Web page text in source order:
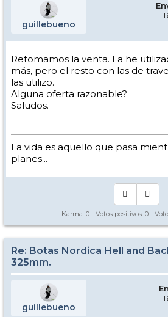
guillebueno
Retomamos la venta. La he
más, pero el resto con las de
las utilizo.
Alguna oferta razonable?
Saludos.
La vida es aquello que pasa
planes...
Karma: 0 - Votos positivos: 0 -
Re: Botas Nordica Hell and
325mm.
guillebueno